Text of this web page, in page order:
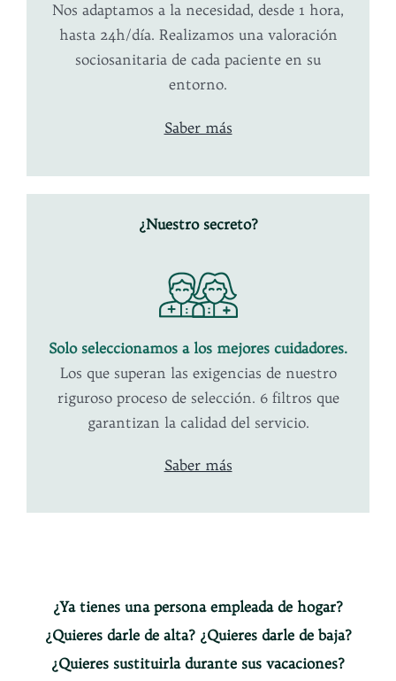
Nos adaptamos a la necesidad, desde 1 hora,
hasta 24h/día. Realizamos una valoración
sociosanitaria de cada paciente en su
entorno.
Saber más
¿Nuestro secreto?
Solo seleccionamos a los mejores cuidadores.
Los que superan las exigencias de nuestro
riguroso proceso de selección. 6 filtros que
garantizan la calidad del servicio.
Saber más
¿Ya tienes una persona empleada de hogar?
¿Quieres darle de alta? ¿Quieres darle de baja?
¿Quieres sustituirla durante sus vacaciones?